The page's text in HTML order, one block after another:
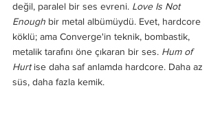
değil, paralel bir ses evreni. Love Is Not
Enough bir metal albümüydü. Evet, hardcore
köklü; ama Converge'in teknik, bombastik,
metalik tarafını öne çıkaran bir ses. Hum of
Hurt ise daha saf anlamda hardcore. Daha az
süs, daha fazla kemik.